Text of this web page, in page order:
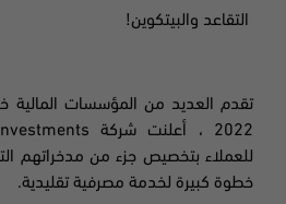
التقاعد والبيتكوين!
تقدم العديد من المؤسسات المالية
2022 ، أعلنت شركة
للعملاء بتخصيص جزء من مدخراتهم
خطوة كبيرة لخدمة مصرفية تقليدية.